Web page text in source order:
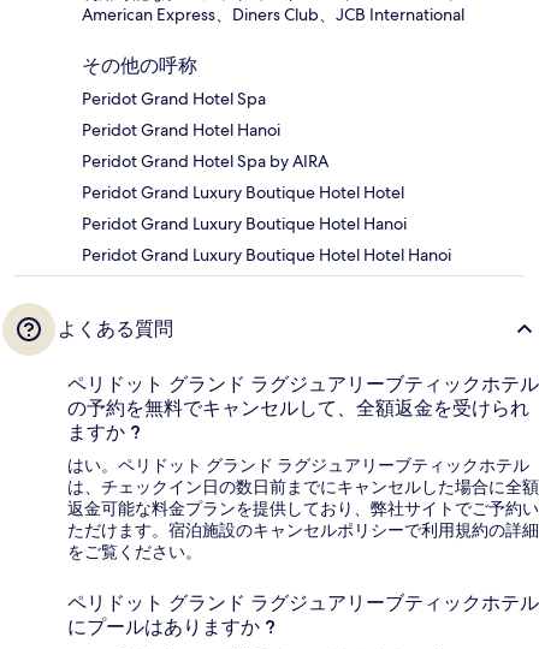
American Express、Diners Club、JCB International
その他の呼称
Peridot Grand Hotel Spa
Peridot Grand Hotel Hanoi
Peridot Grand Hotel Spa by AIRA
Peridot Grand Luxury Boutique Hotel Hotel
Peridot Grand Luxury Boutique Hotel Hanoi
Peridot Grand Luxury Boutique Hotel Hotel Hanoi
よくある質問
ペリドット グランド ラグジュアリーブティックホテル
の予約を無料でキャンセルして、全額返金を受けられ
ますか ?
はい。ペリドット グランド ラグジュアリーブティックホテル
は、チェックイン日の数日前までにキャンセルした場合に全額
返金可能な料金プランを提供しており、弊社サイトでご予約い
ただけます。宿泊施設のキャンセルポリシーで利用規約の詳細
をご覧ください。
ペリドット グランド ラグジュアリーブティックホテル
にプールはありますか ?